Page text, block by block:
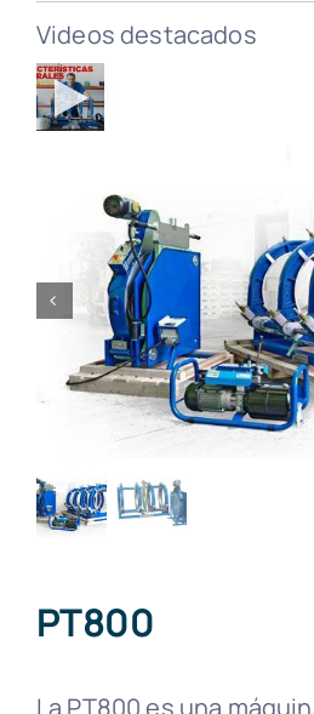
Videos destacados
PT800